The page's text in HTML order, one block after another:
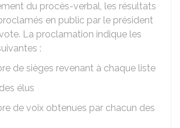
du procès-verbal, les résultats
en public par le président
La proclamation indique les
:
de sièges revenant à chaque liste
élus
de voix obtenues par chacun des